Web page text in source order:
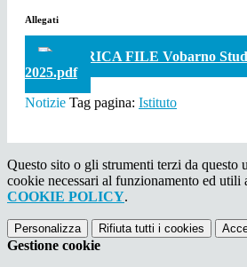
Allegati
SCARICA FILE Vobarno
2025.pdf
Notizie Tag pagina: Istituto
Questo sito o gli strumenti terzi da questo
cookie necessari al funzionamento ed
COOKIE POLICY.
Personalizza Rifiuta tutti i cookies
Gestione cookie